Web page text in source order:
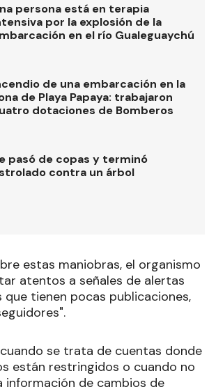
persona está en terapia
por la explosión de la
en el río Gualeguaychú
de una embarcación en la
de Playa Papaya: trabajaron
dotaciones de Bomberos
pasó de copas y terminó
contra un árbol
estas maniobras, el organismo
atentos a señales de alertas
que tienen pocas publicaciones,
se trata de cuentas donde
están restringidos o cuando no
información de cambios de